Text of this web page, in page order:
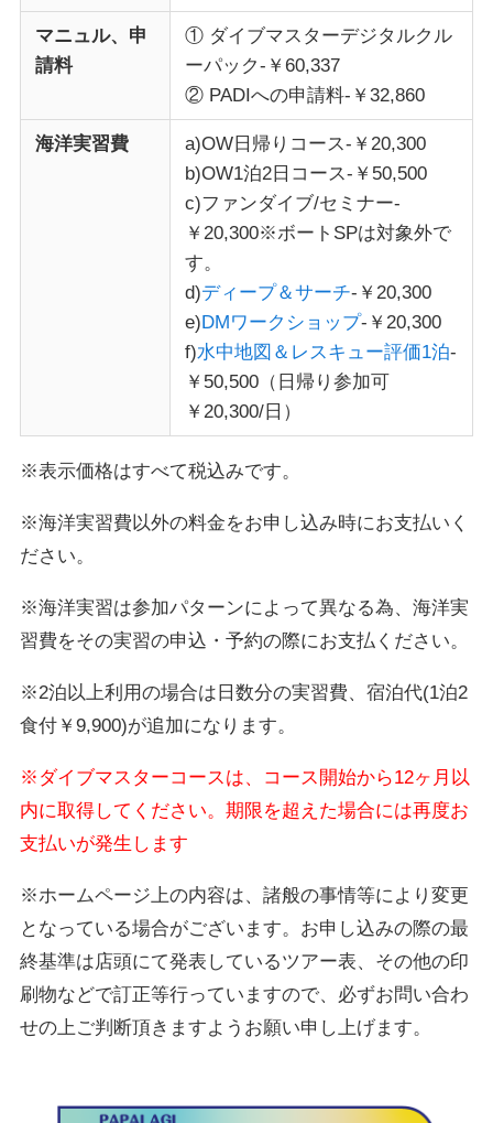
マニュル、申
請料
① ダイブマスターデジタルクル
ーパック-￥60,337
② PADIへの申請料-￥32,860
海洋実習費
a)OW日帰りコース-￥20,300
b)OW1泊2日コース-￥50,500
c)ファンダイブ/セミナー-
￥20,300※ボートSPは対象外で
す。
d)ディープ＆サーチ-￥20,300
e) DMワークショップ-￥20,300
f)水中地図＆レスキュー評価1泊-
￥50,500（日帰り参加可
￥20,300/日）
※表示価格はすべて税込みです。
※海洋実習費以外の料金をお申し込み時にお支払いく
ださい。
※海洋実習は参加パターンによって異なる為、海洋実
習費をその実習の申込・予約の際にお支払ください。
※2泊以上利用の場合は日数分の実習費、宿泊代(1泊2
食付￥9,900)が追加になります。
※ダイブマスターコースは、コース開始から12ヶ月以
内に取得してください。期限を超えた場合には再度お
支払いが発生します
※ホームページ上の内容は、諸般の事情等により変更
となっている場合がございます。お申し込みの際の最
終基準は店頭にて発表しているツアー表、その他の印
刷物などで訂正等行っていますので、必ずお問い合わ
せの上ご判断頂きますようお願い申し上げます。